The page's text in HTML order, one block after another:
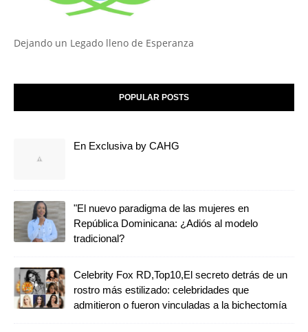
Dejando un Legado lleno de Esperanza
POPULAR POSTS
En Exclusiva by CAHG
"El nuevo paradigma de las mujeres en
República Dominicana: ¿Adiós al modelo
tradicional?
Celebrity Fox RD,Top10,El secreto detrás de un
rostro más estilizado: celebridades que
admitieron o fueron vinculadas a la bichectomía